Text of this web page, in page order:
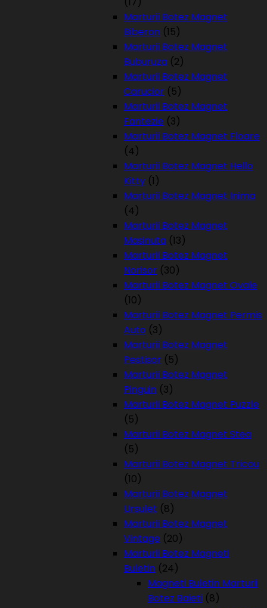
Marturii Botez Magnet
Biberon (15)
Marturii Botez Magnet
Buburuza (2)
Marturii Botez Magnet
Carucior (5)
Marturii Botez Magnet
Fantezie (3)
Marturii Botez Magnet Floare
(4)
Marturii Botez Magnet Hello
Kitty (1)
Marturii Botez Magnet Inima
(4)
Marturii Botez Magnet
Masinuta (13)
Marturii Botez Magnet
Norisor (30)
Marturii Botez Magnet Ovale
(10)
Marturii Botez Magnet Permis
Auto (3)
Marturii Botez Magnet
Pestisor (5)
Marturii Botez Magnet
Pinguin (3)
Marturii Botez Magnet Puzzle
(5)
Marturii Botez Magnet Stea
(5)
Marturii Botez Magnet Tricou
(10)
Marturii Botez Magnet
Ursulet (8)
Marturii Botez Magnet
Vintage (20)
Marturii Botez Magneti
Buletin (24)
Magneti Buletin Marturii
Botez Baieti (8)